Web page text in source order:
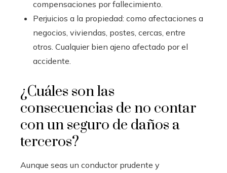
compensaciones por fallecimiento.
Perjuicios a la propiedad: como afectaciones a
negocios, viviendas, postes, cercas, entre
otros. Cualquier bien ajeno afectado por el
accidente.
¿Cuáles son las
consecuencias de no contar
con un seguro de daños a
terceros?
Aunque seas un conductor prudente y